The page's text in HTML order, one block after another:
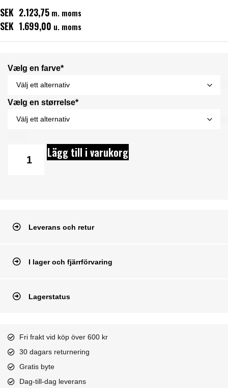
SEK 2.123,75 m. moms
SEK 1.699,00 u. moms
Vælg en farve*
Vælg en størrelse*
Lägg till i varukorg
Leverans och retur
I lager och fjärrförvaring
Lagerstatus
Fri frakt vid köp över 600 kr
30 dagars returnering
Gratis byte
Dag-till-dag leverans